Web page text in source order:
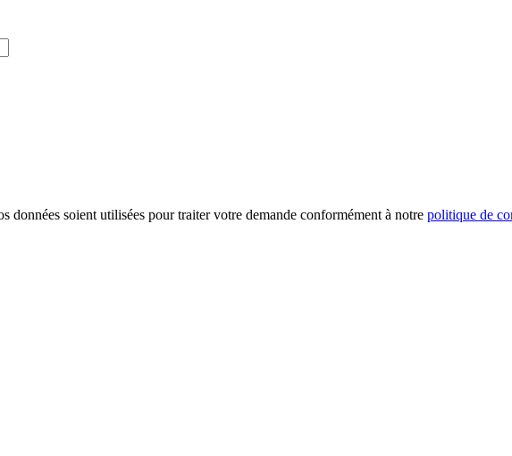
données soient utilisées pour traiter votre demande conformément à notre politique de